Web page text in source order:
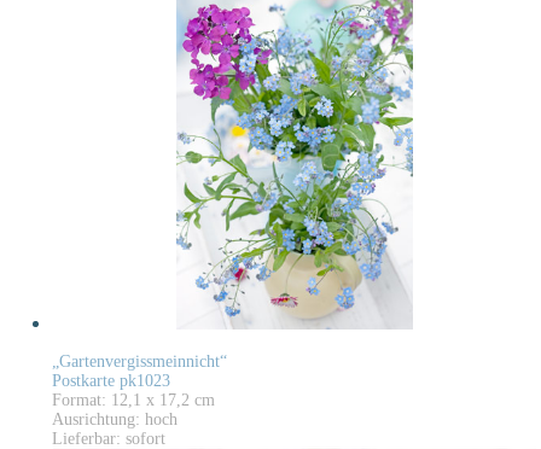
„Gartenvergissmeinnicht“
Postkarte pk1023
Format: 12,1 x 17,2 cm
Ausrichtung: hoch
Lieferbar: sofort